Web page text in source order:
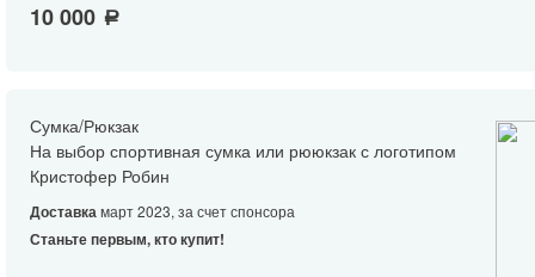
10 000 a
Сумка/Рюкзак
На выбор спортивная сумка или рююкзак с логотипом
Кристофер Робин
Доставкамарт 2023, за счет спонсора
Станьте первым, кто купит!